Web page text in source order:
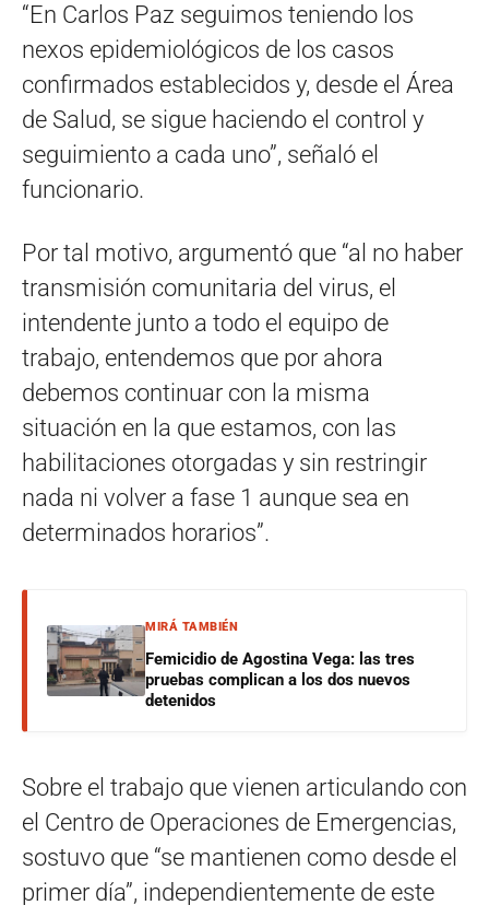
“En Carlos Paz seguimos teniendo los
nexos epidemiológicos de los casos
confirmados establecidos y, desde el Área
de Salud, se sigue haciendo el control y
seguimiento a cada uno”, señaló el
funcionario.
Por tal motivo, argumentó que “al no haber
transmisión comunitaria del virus, el
intendente junto a todo el equipo de
trabajo, entendemos que por ahora
debemos continuar con la misma
situación en la que estamos, con las
habilitaciones otorgadas y sin restringir
nada ni volver a fase 1 aunque sea en
determinados horarios”.
MIRÁ TAMBIÉN
Femicidio de Agostina Vega: las tres
pruebas complican a los dos nuevos
detenidos
Sobre el trabajo que vienen articulando con
el Centro de Operaciones de Emergencias,
sostuvo que “se mantienen como desde el
primer día”, independientemente de este